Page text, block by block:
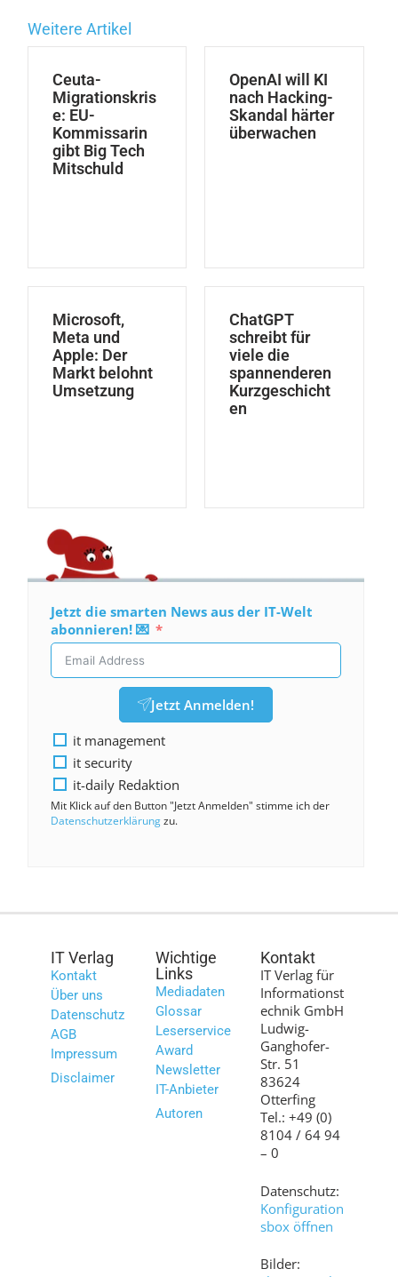
Weitere Artikel
Ceuta-
Migrationskris
e: EU-
Kommissarin
gibt Big Tech
Mitschuld
OpenAI will KI
nach Hacking-
Skandal härter
überwachen
Microsoft,
Meta und
Apple: Der
Markt belohnt
Umsetzung
ChatGPT
schreibt für
viele die
spannenderen
Kurzgeschicht
en
Jetzt die smarten News aus der IT-Welt
abonnieren! 💌
Jetzt Anmelden!
it management
it security
it-daily Redaktion
Mit Klick auf den Button "Jetzt Anmelden" stimme ich der
Datenschutzerklärungzu.
IT Verlag
Kontakt
Über uns
Datenschutz
AGB
Impressum
Disclaimer
Wichtige
Links
Mediadaten
Glossar
Leserservice
Award
Newsletter
IT-Anbieter
Autoren
Kontakt
IT Verlag für
Informationst
echnik GmbH
Ludwig-
Ganghofer-
Str. 51
83624
Otterfing
Tel.: +49 (0)
8104 / 64 94
– 0
Datenschutz:
Konfiguration
sbox öffnen
Bilder: